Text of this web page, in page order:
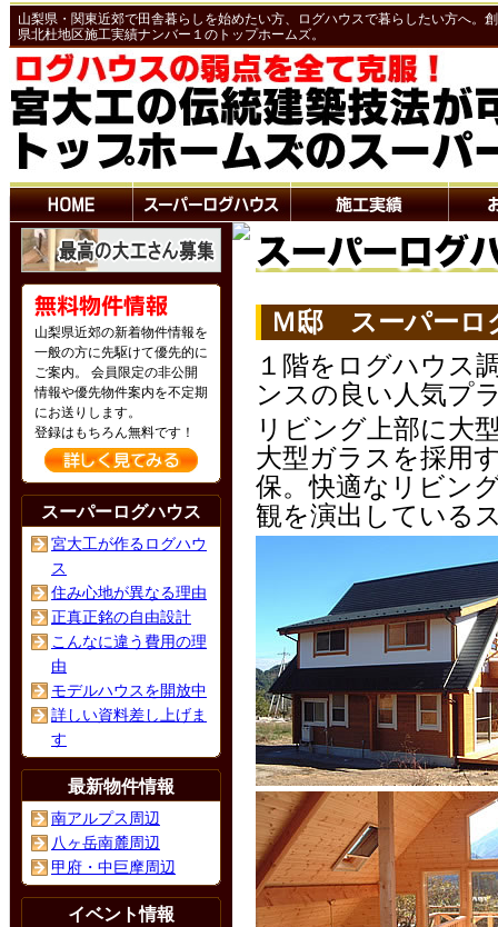
山梨県・関東近郊で田舎暮らしを始めたい方、ログハウスで暮らしたい方へ。
県北杜地区施工実績ナンバー１のトップホームズ。
Ｍ邸 スーパーロ
１階をログハウス
ンスの良い人気プ
リビング上部に大
大型ガラスを採用
保。快適なリビン
観を演出している
山梨県近郊の新着物件情報を
一般の方に先駆けて優先的に
ご案内。 会員限定の非公開
情報や優先物件案内を不定期
にお送りします。
登録はもちろん無料です！
スーパーログハウス
宮大工が作るログハウ
ス
住み心地が異なる理由
正真正銘の自由設計
こんなに違う費用の理
由
モデルハウスを開放中
詳しい資料差し上げま
す
最新物件情報
南アルプス周辺
八ヶ岳南麓周辺
甲府・中巨摩周辺
イベント情報